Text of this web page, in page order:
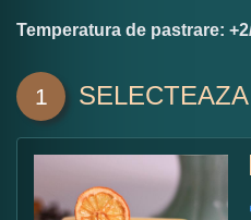
Temperatura de pastrare:
1